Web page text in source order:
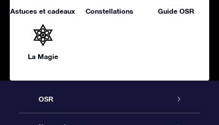
Astuces et cadeaux Constellations Guide OSR
La Magie
OSR